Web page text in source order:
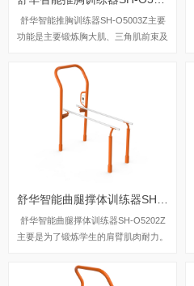
舒华智能推胸训练器SH-O5003Z主要
功能是主要锻炼胸大肌、三角肌前束及
舒华智能曲腿撑体训练器SH-O5202Z
主要是为了锻炼学生的肩臂肌肉耐力。